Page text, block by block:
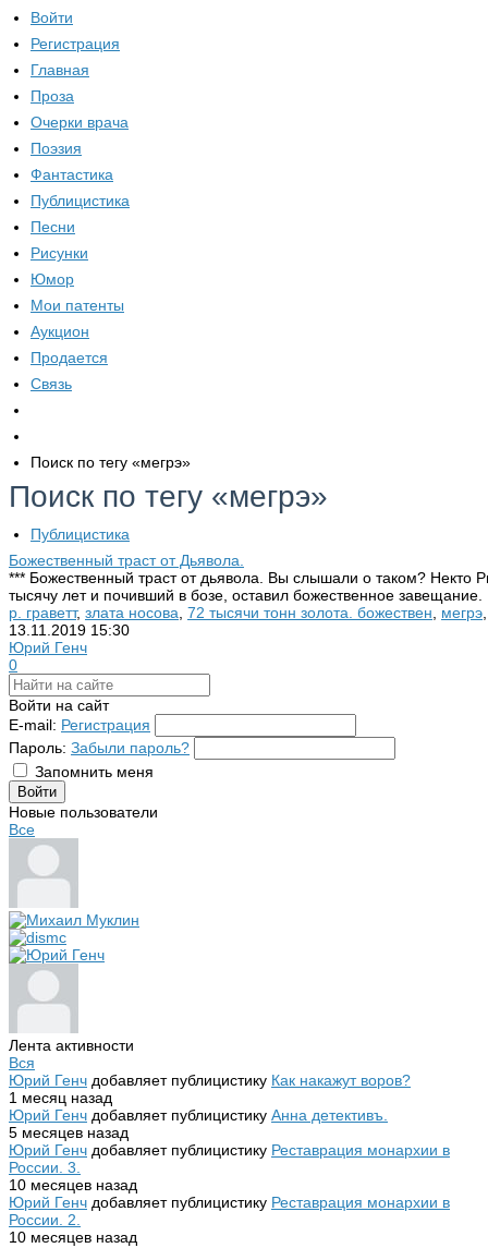
Войти
Регистрация
Главная
Проза
Очерки врача
Поэзия
Фантастика
Публицистика
Песни
Рисунки
Юмор
Мои патенты
Аукцион
Продается
Связь
Поиск по тегу «мегрэ»
Поиск по тегу «мегрэ»
Публицистика
Божественный траст от Дьявола.
*** Божественный траст от дьявола. Вы слышали о таком? Некто
тысячу лет и почивший в бозе, оставил божественное
р. граветт, злата носова 72 тысячи тонн золота. божествен мегрэ
13.11.2019 15:30
Юрий Генч
0
Войти на сайт
E-mail: Регистрация
Пароль: Забыли пароль?
Запомнить меня
Новые пользователи
Все
Лента активности
Вся
Юрий Генч добавляет публицистику Как накажут воров?
1 месяц назад
Юрий Генч добавляет публицистику Анна детективъ.
5 месяцев назад
Юрий Генч добавляет публицистику Реставрация монархии в
России. 3.
10 месяцев назад
Юрий Генч добавляет публицистику Реставрация монархии в
России. 2.
10 месяцев назад